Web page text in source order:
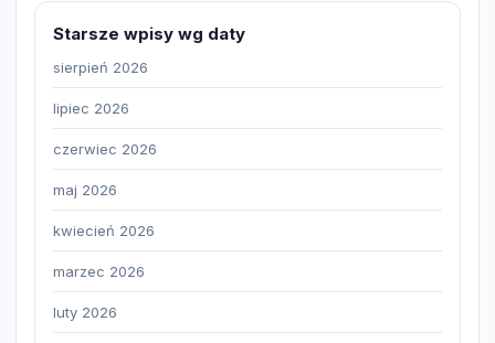
Starsze wpisy wg daty
sierpień 2026
lipiec 2026
czerwiec 2026
maj 2026
kwiecień 2026
marzec 2026
luty 2026